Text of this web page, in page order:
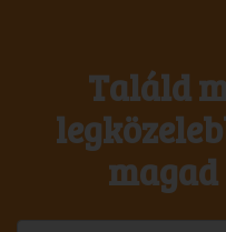
Találd